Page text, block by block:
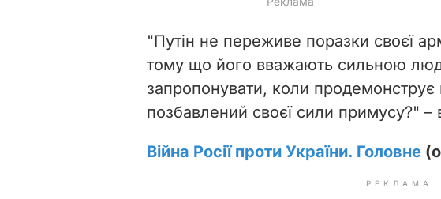
"Путін не переживе поразки своєї
тому що його вважають сильною
запропонувати, коли продемонструє
позбавлений своєї сили примусу?"
Війна Росії проти України. Головне
РЕКЛАМА